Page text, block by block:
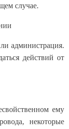
случае.
администрация.
действий от
ему
некоторые